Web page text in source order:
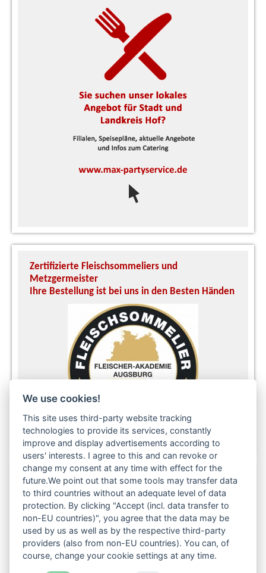
We use cookies!
This site uses third-party website tracking
technologies to provide its services, constantly
improve and display advertisements according to
users' interests. I agree to this and can revoke or
change my consent at any time with effect for the
future.We point out that some tools may transfer data
to third countries without an adequate level of data
protection. By clicking "Accept (incl. data transfer to
non-EU countries)", you agree that the data may be
used by us as well as by the respective third-party
providers (also from non-EU countries). You can, of
course, change your cookie settings at any time.
Zertifizierte Fleischsommeliers und
Metzgermeister
Ihre Bestellung ist bei uns in den Besten Händen
Folgen Sie uns auch in den sozialen Netzwerken: